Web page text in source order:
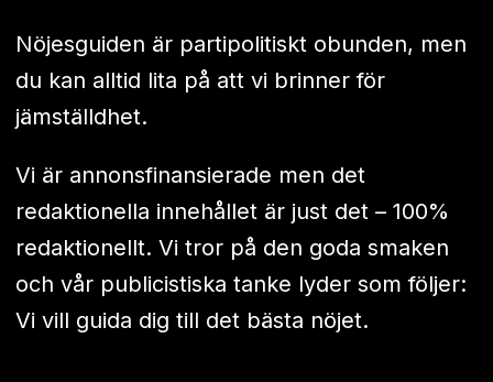
Nöjesguiden är partipolitiskt obunden, men
du kan alltid lita på att vi brinner för
jämställdhet.
Vi är annonsfinansierade men det
redaktionella innehållet är just det – 100%
redaktionellt. Vi tror på den goda smaken
och vår publicistiska tanke lyder som följer:
Vi vill guida dig till det bästa nöjet.